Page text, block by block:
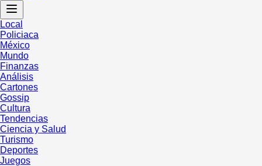
Local
Policiaca
México
Mundo
Finanzas
Análisis
Cartones
Gossip
Cultura
Tendencias
Ciencia y Salud
Turismo
Deportes
Juegos